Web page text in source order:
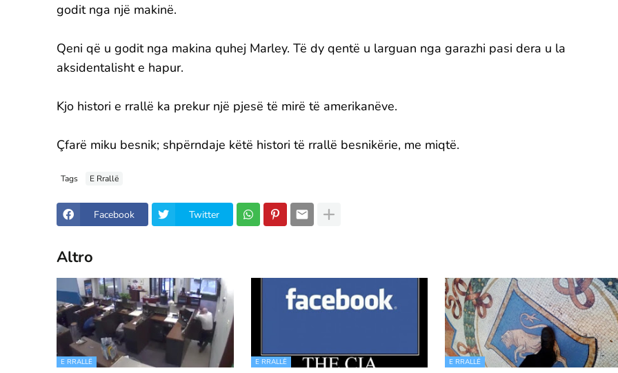
godit nga një makinë.
Qeni që u godit nga makina quhej Marley. Të dy qentë u larguan nga garazhi pasi dera u la
aksidentalisht e hapur.
Kjo histori e rrallë ka prekur një pjesë të mirë të amerikanëve.
Çfarë miku besnik; shpërndaje këtë histori të rrallë besnikërie, me miqtë.
Tags E Rrallë
Facebook Twitter
Altro
E RRALLË E RRALLË E RRALLË